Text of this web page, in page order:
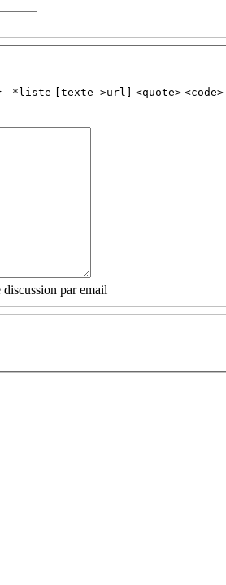
-*liste [texte->url] <quote> <code>
par email